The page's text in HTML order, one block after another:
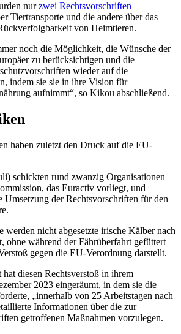
nurzwei Rechtsvorschriften
Tiertransporte und die andere über das
von Heimtieren.
noch die Möglichkeit, die Wünsche der
zu berücksichtigen und die
wieder auf die
indem sie sie in ihre Vision für
aufnimmt“, so Kikou abschließend.
haben zuletzt den Druck auf die EU-
schickten rund zwanzig Organisationen
das Euractiv vorliegt, und
Umsetzung der Rechtsvorschriften für den
werden nicht abgesetzte irische Kälber nach
ohne während der Fährüberfahrt gefüttert
gegen die EU-Verordnung darstellt.
diesen Rechtsverstoß in ihrem
2023 eingeräumt, in dem sie die
„innerhalb von 25 Arbeitstagen nach
Informationen über die zur
getroffenen Maßnahmen vorzulegen.